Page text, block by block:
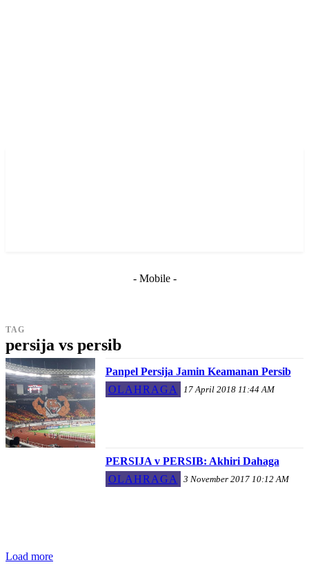
- Mobile -
TAG
persija vs persib
Panpel Persija Jamin Keamanan Persib
OLAHRAGA
17 April 2018 11:44 AM
PERSIJA v PERSIB: Akhiri Dahaga
OLAHRAGA
3 November 2017 10:12 AM
Load more